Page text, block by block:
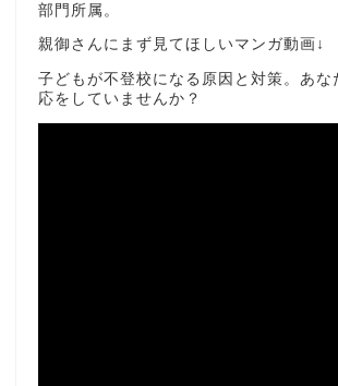
部門所属。
親御さんにまず見てほしいマンガ動画↓
子どもが不登校になる原因と対策。あな
応をしていませんか？